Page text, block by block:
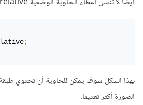
;
بهذا الشكل سوف يمكن للحاوية أن تحتوي
الصورة أكثر تعتيما.